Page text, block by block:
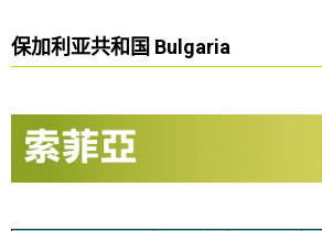
保加利亚共和国 Bulgaria